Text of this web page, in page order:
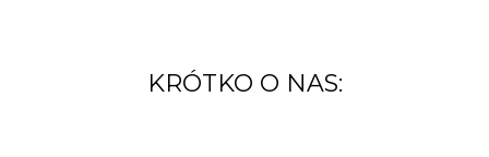
KRÓTKO O NAS: